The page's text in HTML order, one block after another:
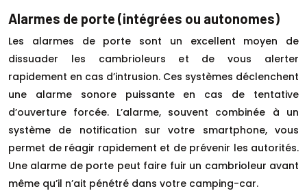
Alarmes de porte (intégrées ou autonomes)
Les alarmes de porte sont un excellent moyen de
dissuader les cambrioleurs et de vous alerter
rapidement en cas d’intrusion. Ces systèmes déclenchent
une alarme sonore puissante en cas de tentative
d’ouverture forcée. L’alarme, souvent combinée à un
système de notification sur votre smartphone, vous
permet de réagir rapidement et de prévenir les autorités.
Une alarme de porte peut faire fuir un cambrioleur avant
même qu’il n’ait pénétré dans votre camping-car.